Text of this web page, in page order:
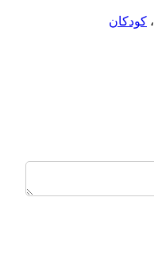
، کودکان